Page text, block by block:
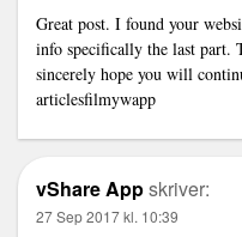
Great post. I found your
info specifically the last part.
sincerely hope you will
articlesfilmywapp
vShare Appskriver:
27 Sep 2017 kl. 10:39